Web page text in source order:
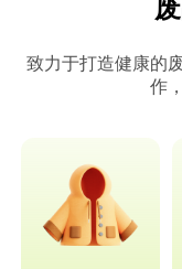
致力于打造健康的
作